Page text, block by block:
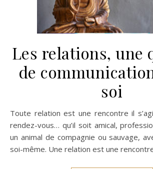
Les relations, une
de
soi
Toute relation est une rencontre il s’agit avant tout d’un
rendez-vous… qu’il soit amical,
un animal de compagnie ou sauvage,
soi-même. Une relation est une